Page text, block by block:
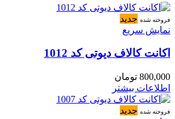
فروخته شده جدید
نمایش سریع
اکانت کالاف دیوتی کد 1012
800,000 تومان
اطلاعات بیشتر
فروخته شده جدید